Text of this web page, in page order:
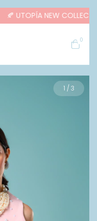
🍂 UTOPÍA NEW
0
1 /3